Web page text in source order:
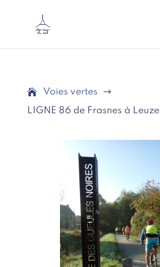
Voies vertes
$
LIGNE 86 de Frasnes à Leuze